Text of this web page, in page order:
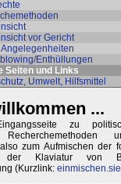
vor Gericht
Angelegenheiten
Enthüllungen
Seiten und Links
Umwelt, Hilfsmittel
...
zu
Recherchemethoden
zum Aufmischen der
der Klaviatur von
(Kurzlink: